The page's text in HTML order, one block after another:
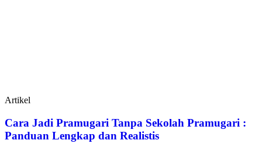
Artikel
Cara Jadi Pramugari Tanpa Sekolah Pramugari :
Panduan Lengkap dan Realistis